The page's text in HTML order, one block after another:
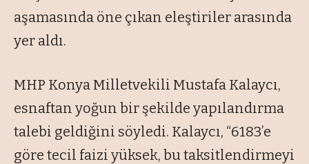
aşamasında öne çıkan eleştiriler arasında
yer aldı.
MHP Konya Milletvekili Mustafa Kalaycı,
esnaftan yoğun bir şekilde yapılandırma
talebi geldiğini söyledi. Kalaycı, “6183’e
göre tecil faizi yüksek, bu taksitlendirmeyi